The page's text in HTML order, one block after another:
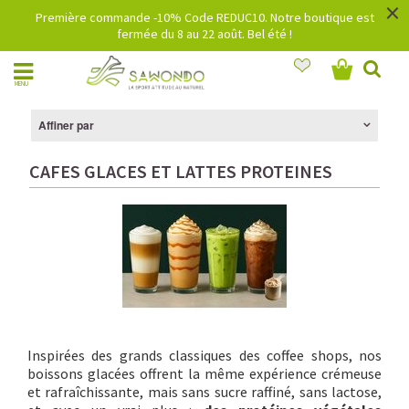
Première commande -10% Code REDUC10. Notre boutique est
fermée du 8 au 22 août. Bel été !
×
MENU
Affiner par
CAFES GLACES ET LATTES PROTEINES
Inspirées des grands classiques des coffee shops, nos
boissons glacées offrent la même expérience crémeuse
et rafraîchissante, mais sans sucre raffiné, sans lactose,